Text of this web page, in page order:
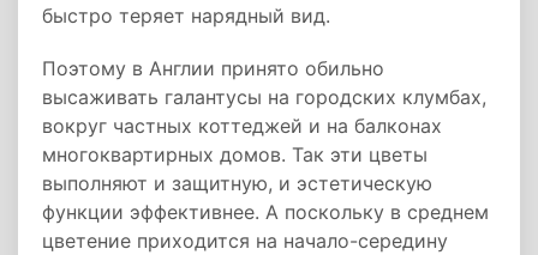
быстро теряет нарядный вид.
Поэтому в Англии принято обильно
высаживать галантусы на городских клумбах,
вокруг частных коттеджей и на балконах
многоквартирных домов. Так эти цветы
выполняют и защитную, и эстетическую
функции эффективнее. А поскольку в среднем
цветение приходится на начало-середину